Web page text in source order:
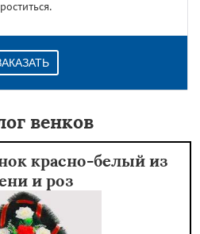
венков
красно-белый из
и роз